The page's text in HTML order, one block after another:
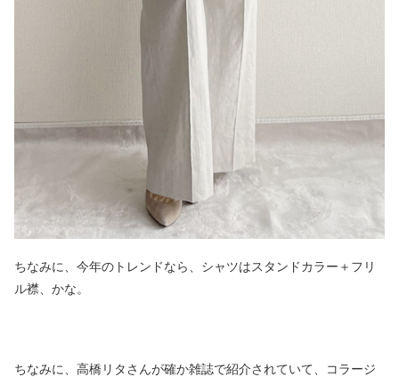
ちなみに、今年のトレンドなら、シャツはスタンドカラー＋フリ
ル襟、かな。
ちなみに、高橋リタさんが確か雑誌で紹介されていて、コラージ